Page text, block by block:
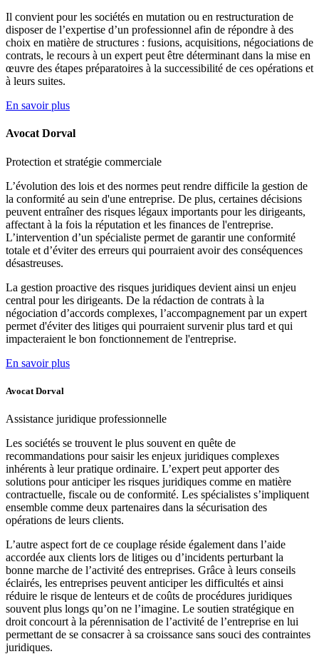
Il convient pour les sociétés en mutation ou en restructuration de
disposer de l’expertise d’un professionnel afin de répondre à des
choix en matière de structures : fusions, acquisitions, négociations de
contrats, le recours à un expert peut être déterminant dans la mise en
œuvre des étapes préparatoires à la successibilité de ces opérations et
à leurs suites.
En savoir plus
Avocat Dorval
Protection et stratégie commerciale
L’évolution des lois et des normes peut rendre difficile la gestion de
la conformité au sein d'une entreprise. De plus, certaines décisions
peuvent entraîner des risques légaux importants pour les dirigeants,
affectant à la fois la réputation et les finances de l'entreprise.
L’intervention d’un spécialiste permet de garantir une conformité
totale et d’éviter des erreurs qui pourraient avoir des conséquences
désastreuses.
La gestion proactive des risques juridiques devient ainsi un enjeu
central pour les dirigeants. De la rédaction de contrats à la
négociation d’accords complexes, l’accompagnement par un expert
permet d'éviter des litiges qui pourraient survenir plus tard et qui
impacteraient le bon fonctionnement de l'entreprise.
En savoir plus
Avocat Dorval
Assistance juridique professionnelle
Les sociétés se trouvent le plus souvent en quête de
recommandations pour saisir les enjeux juridiques complexes
inhérents à leur pratique ordinaire. L’expert peut apporter des
solutions pour anticiper les risques juridiques comme en matière
contractuelle, fiscale ou de conformité. Les spécialistes s’impliquent
ensemble comme deux partenaires dans la sécurisation des
opérations de leurs clients.
L’autre aspect fort de ce couplage réside également dans l’aide
accordée aux clients lors de litiges ou d’incidents perturbant la
bonne marche de l’activité des entreprises. Grâce à leurs conseils
éclairés, les entreprises peuvent anticiper les difficultés et ainsi
réduire le risque de lenteurs et de coûts de procédures juridiques
souvent plus longs qu’on ne l’imagine. Le soutien stratégique en
droit concourt à la pérennisation de l’activité de l’entreprise en lui
permettant de se consacrer à sa croissance sans souci des contraintes
juridiques.